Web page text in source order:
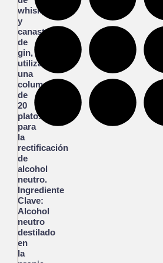
whisky
y
canasta
de
gin,
utilizando
una
columna
de
20
platos
para
la
rectificación
de
alcohol
neutro.
Ingrediente
Clave:
Alcohol
neutro
destilado
en
la